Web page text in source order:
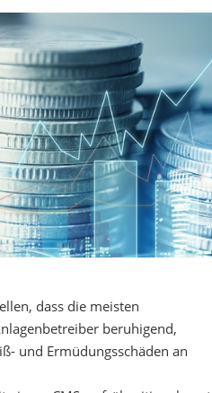
dass die meisten
beruhigend,
und Ermüdungsschäden an